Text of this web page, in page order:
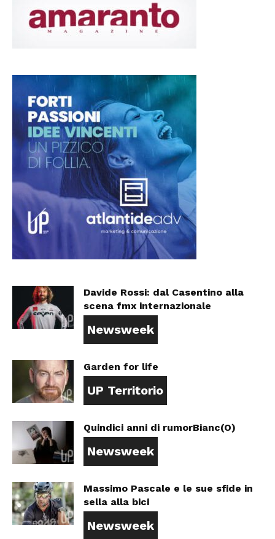
Davide Rossi: dal Casentino alla
scena fmx internazionale
Newsweek
Garden for life
UP Territorio
Quindici anni di rumorBianc(O)
Newsweek
Massimo Pascale e le sue sfide in
sella alla bici
Newsweek